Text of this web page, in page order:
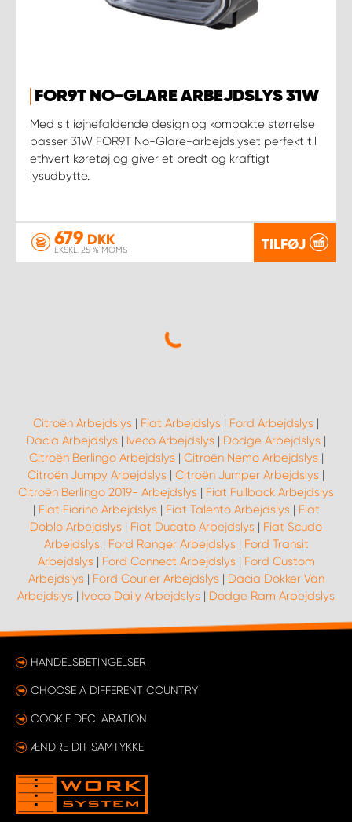
FOR9T NO-GLARE ARBEJDSLYS 31W
Med sit iøjnefaldende design og kompakte størrelse
passer 31W FOR9T No-Glare-arbejdslyset perfekt til
ethvert køretøj og giver et bredt og kraftigt
lysudbytte.
679 DKK
EKSKL. 25 % MOMS TILFØJ
Citroën Arbejdslys | Fiat Arbejdslys | Ford Arbejdslys |
Dacia Arbejdslys | Iveco Arbejdslys | Dodge Arbejdslys |
Citroën Berlingo Arbejdslys | Citroën Nemo Arbejdslys |
Citroën Jumpy Arbejdslys | Citroën Jumper Arbejdslys |
Citroën Berlingo 2019- Arbejdslys | Fiat Fullback Arbejdslys
| Fiat Fiorino Arbejdslys | Fiat Talento Arbejdslys | Fiat
Doblo Arbejdslys | Fiat Ducato Arbejdslys | Fiat Scudo
Arbejdslys | Ford Ranger Arbejdslys | Ford Transit
Arbejdslys | Ford Connect Arbejdslys | Ford Custom
Arbejdslys | Ford Courier Arbejdslys | Dacia Dokker Van
Arbejdslys | Iveco Daily Arbejdslys | Dodge Ram Arbejdslys
HANDELSBETINGELSER
CHOOSE A DIFFERENT COUNTRY
COOKIE DECLARATION
ÆNDRE DIT SAMTYKKE